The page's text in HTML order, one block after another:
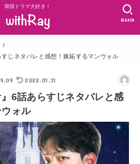
韓国ドラマ大好き！
SEARCH
すじネタバレと感想！嫉妬するマンウォル
2022.01.31
』6話あらすじネタバレと感
ォル